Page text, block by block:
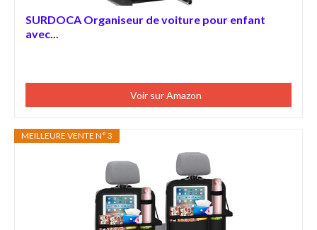
SURDOCA Organiseur de voiture pour enfant
avec...
Voir sur Amazon
MEILLEURE VENTE N° 3